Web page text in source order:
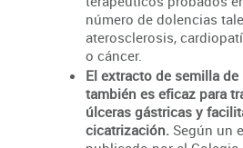
número de dolencias
aterosclerosis,
o cáncer.
El extracto de semilla
también es eficaz para
úlceras gástricas y
cicatrización. Según un